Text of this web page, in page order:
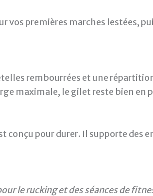
vos premières marches lestées,
rembourrées et une
maximale, le gilet reste bien en
conçu pour durer. Il supporte des
le rucking et des séances de